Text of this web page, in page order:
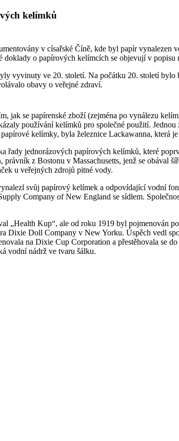
kelímků
v císařské Číně, kde byl papír vynalezen
doklady o papírových kelímcích se objevují v popisu
vyvinuty ve 20. století. Na počátku 20. století
obavy o veřejné zdraví.
jak se papírenské zboží (zejména po vynálezu
používání kelímků pro společné použití. Jednou
kelímky, byla železnice Lackawanna, která
řady jednorázových papírových kelímků, které
právník z Bostonu v Massachusetts, jenž se obával
u veřejných zdrojů pitné vody.
svůj papírový kelímek a odpovídající vodní
Company of New England se sídlem.
„Health Kup“, ale od roku 1919 byl pojmenován
Dixie Doll Company v New Yorku. Úspěch vedl
na Dixie Cup Corporation a přestěhovala se
vodní nádrž ve tvaru šálku.